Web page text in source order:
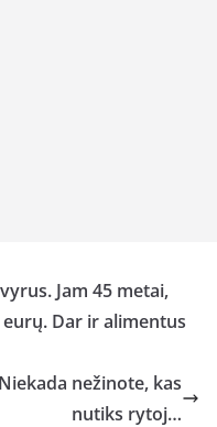
Jam 45 metai,
Dar ir alimentus
nežinote, kas
nutiks rytoj…